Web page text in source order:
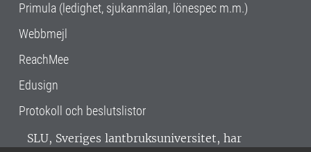
Primula (ledighet, sjukanmälan, lönespec m.m.)
Webbmejl
ReachMee
Edusign
Protokoll och beslutslistor
SLU, Sveriges lantbruksuniversitet, har